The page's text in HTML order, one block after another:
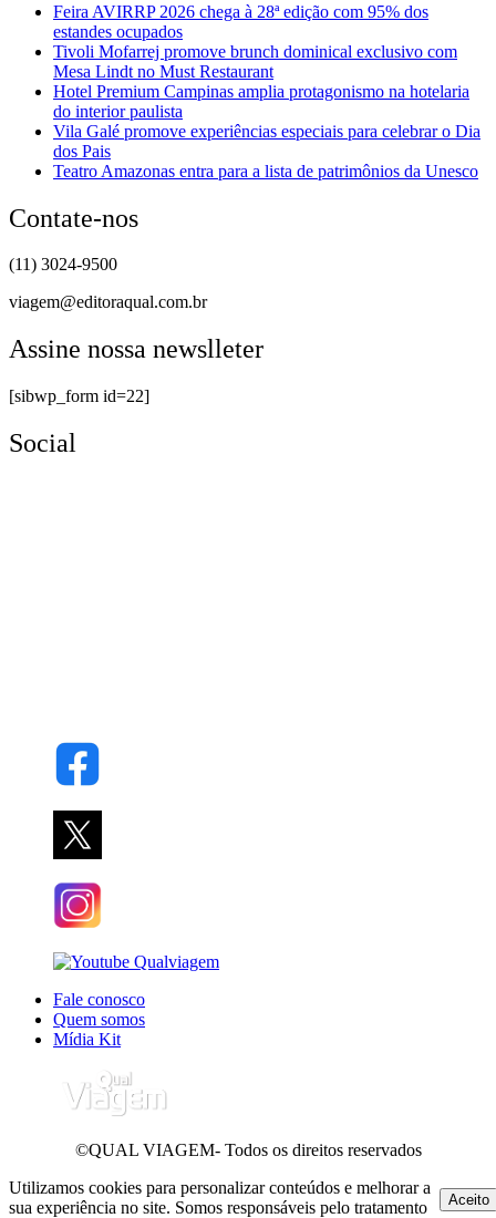
Feira AVIRRP 2026 chega à 28ª edição com 95% dos
estandes ocupados
Tivoli Mofarrej promove brunch dominical exclusivo com
Mesa Lindt no Must Restaurant
Hotel Premium Campinas amplia protagonismo na hotelaria
do interior paulista
Vila Galé promove experiências especiais para celebrar o Dia
dos Pais
Teatro Amazonas entra para a lista de patrimônios da Unesco
Contate-nos
(11) 3024-9500
viagem@editoraqual.com.br
Assine nossa newslleter
[sibwp_form id=22]
Social
Fale conosco
Quem somos
Mídia Kit
©QUAL VIAGEM- Todos os direitos reservados
Utilizamos cookies para personalizar conteúdos e melhorar a
sua experiência no site. Somos responsáveis pelo tratamento
Aceito